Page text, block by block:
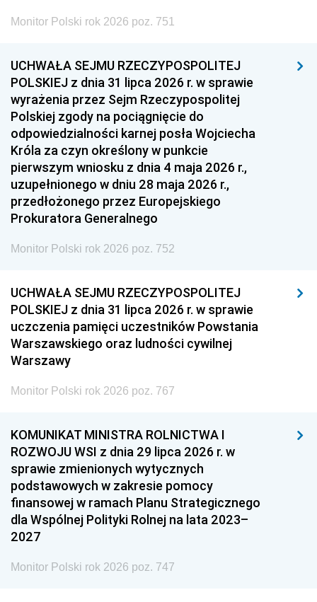
Monitor Polski rok 2026 poz. 751
UCHWAŁA SEJMU RZECZYPOSPOLITEJ
POLSKIEJ z dnia 31 lipca 2026 r. w sprawie
wyrażenia przez Sejm Rzeczypospolitej
Polskiej zgody na pociągnięcie do
odpowiedzialności karnej posła Wojciecha
Króla za czyn określony w punkcie
pierwszym wniosku z dnia 4 maja 2026 r.,
uzupełnionego w dniu 28 maja 2026 r.,
przedłożonego przez Europejskiego
Prokuratora Generalnego
Monitor Polski rok 2026 poz. 752
UCHWAŁA SEJMU RZECZYPOSPOLITEJ
POLSKIEJ z dnia 31 lipca 2026 r. w sprawie
uczczenia pamięci uczestników Powstania
Warszawskiego oraz ludności cywilnej
Warszawy
Monitor Polski rok 2026 poz. 767
KOMUNIKAT MINISTRA ROLNICTWA I
ROZWOJU WSI z dnia 29 lipca 2026 r. w
sprawie zmienionych wytycznych
podstawowych w zakresie pomocy
finansowej w ramach Planu Strategicznego
dla Wspólnej Polityki Rolnej na lata 2023–
2027
Monitor Polski rok 2026 poz. 747